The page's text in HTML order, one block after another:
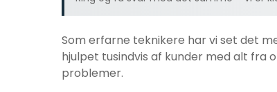
Som erfarne teknikere har vi set det
hjulpet tusindvis af kunder med alt fra
problemer.